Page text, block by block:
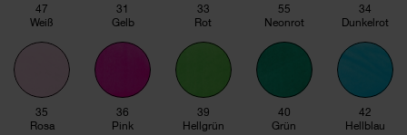
47
Weiß
31
Gelb
33
Rot
55
Neonrot
34
Dunkelrot
35
Rosa
36
Pink
39
Hellgrün
40
Grün
42
Hellblau